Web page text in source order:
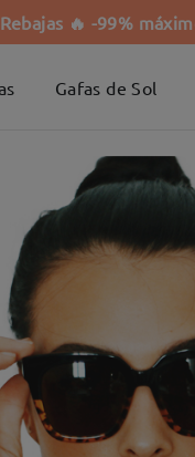
🔥 -99%
Gafas de Sol